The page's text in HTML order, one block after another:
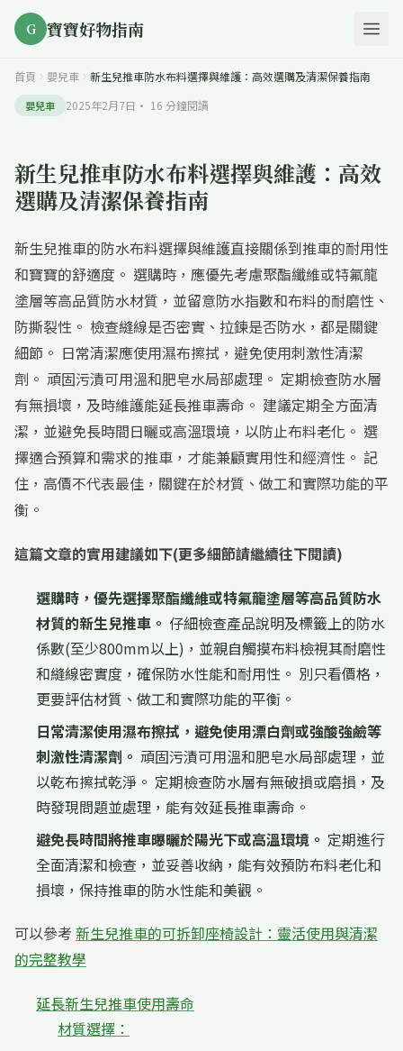
G 寶寶好物指南
首頁 嬰兒車 新生兒推車防水布料選擇與維護：高效選購及清潔保養指南
嬰兒車 2025年2月7日 · 16 分鐘閱讀
新生兒推車防水布料選擇與維護：高效
選購及清潔保養指南
新生兒推車的防水布料選擇與維護直接關係到推車的耐用性
和寶寶的舒適度。 選購時，應優先考慮聚酯纖維或特氟龍
塗層等高品質防水材質，並留意防水指數和布料的耐磨性、
防撕裂性。 檢查縫線是否密實、拉鍊是否防水，都是關鍵
細節。 日常清潔應使用濕布擦拭，避免使用刺激性清潔
劑。 頑固污漬可用溫和肥皂水局部處理。 定期檢查防水層
有無損壞，及時維護能延長推車壽命。 建議定期全方面清
潔，並避免長時間日曬或高溫環境，以防止布料老化。 選
擇適合預算和需求的推車，才能兼顧實用性和經濟性。 記
住，高價不代表最佳，關鍵在於材質、做工和實際功能的平
衡。
這篇文章的實用建議如下(更多細節請繼續往下閱讀)
選購時，優先選擇聚酯纖維或特氟龍塗層等高品質防水
材質的新生兒推車。 仔細檢查產品說明及標籤上的防水
係數(至少800mm以上)，並親自觸摸布料檢視其耐磨性
和縫線密實度，確保防水性能和耐用性。 別只看價格，
更要評估材質、做工和實際功能的平衡。
日常清潔使用濕布擦拭，避免使用漂白劑或強酸強鹼等
刺激性清潔劑。 頑固污漬可用溫和肥皂水局部處理，並
以乾布擦拭乾淨。 定期檢查防水層有無破損或磨損，及
時發現問題並處理，能有效延長推車壽命。
避免長時間將推車曝曬於陽光下或高溫環境。 定期進行
全面清潔和檢查，並妥善收納，能有效預防布料老化和
損壞，保持推車的防水性能和美觀。
可以參考新生兒推車的可拆卸座椅設計：靈活使用與清潔
的完整教學
延長新生兒推車使用壽命
材質選擇：